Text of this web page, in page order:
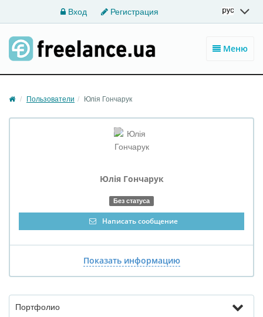
Вход Регистрация
Меню
Пользователи Юлія Гончарук
Юлія Гончарук
Без статуса
Написать сообщение
Показать информацию
Портфолио